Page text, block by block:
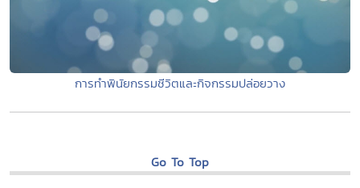
การทำพินัยกรรมชีวิตและกิจกรรมปล่อยวาง
Go To Top